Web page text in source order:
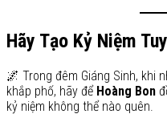
Hãy Tạo Kỷ Niệm
🌌 Trong đêm Giáng Sinh, khi
khắp phố, hãy để Hoàng Bon
kỷ niệm không thể nào quên.